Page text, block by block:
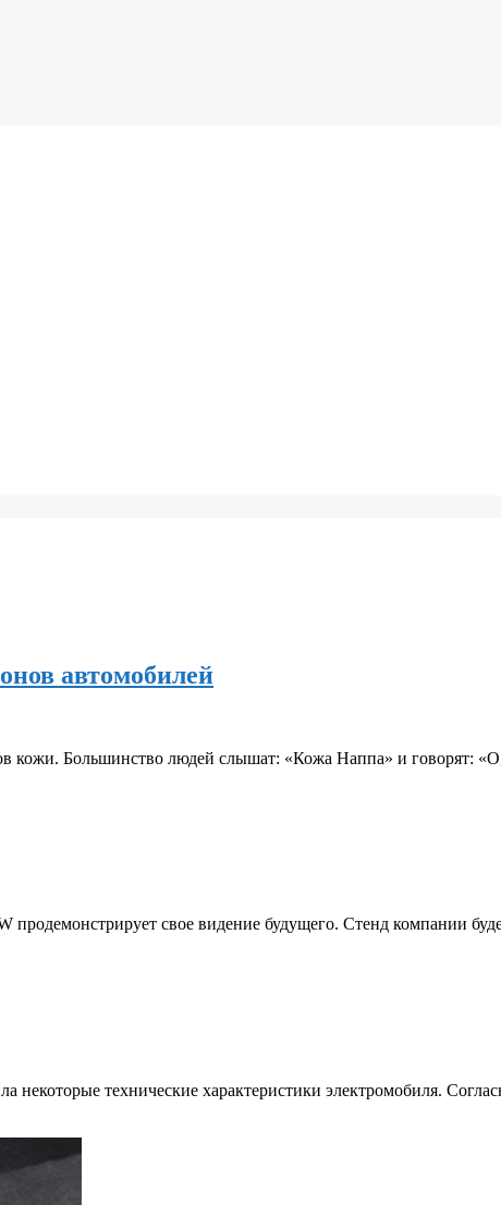
автомобилей
кожи. Большинство людей слышат: «Кожа Наппа» и говорят:
продемонстрирует свое видение будущего. Стенд компании
технические характеристики электромобиля.